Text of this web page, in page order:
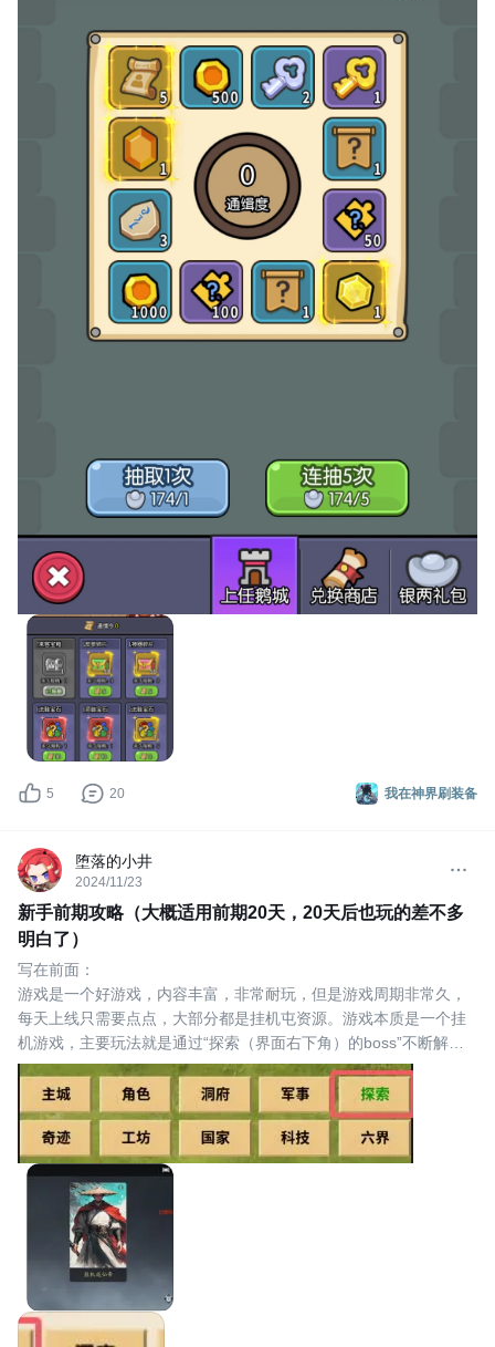
我在神界刷装备
5 20
堕落的小井
2024/11/23
新手前期攻略（大概适用前期20天，20天后也玩的差不多
明白了）
写在前面：
游戏是一个好游戏，内容丰富，非常耐玩，但是游戏周期非常久，
每天上线只需要点点，大部分都是挂机屯资源。游戏本质是一个挂
机游戏，主要玩法就是通过“探索（界面右下角）的boss”不断解锁
新的功能。
如图所示。游戏中一个boss的进度会卡很久很久，所以短时间打不
过也别急，多挂机几天就可以了。
一些常见问题我的理解：
Q钻石的作用:
A目前看来主要是升级宠物，购买支持次数，购买1小时资源包，所